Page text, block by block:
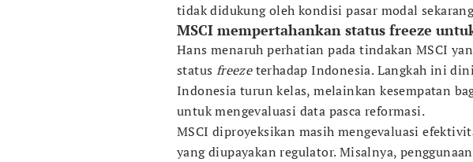
tidak didukung oleh kondisi pasar modal
MSCI mempertahankan status freeze
Hans menaruh perhatian pada tindakan MSCI
status freezeterhadap Indonesia. Langkah ini
Indonesia turun kelas, melainkan kesempatan
untuk mengevaluasi data pasca reformasi.
MSCI diproyeksikan masih mengevaluasi
yang diupayakan regulator. Misalnya,